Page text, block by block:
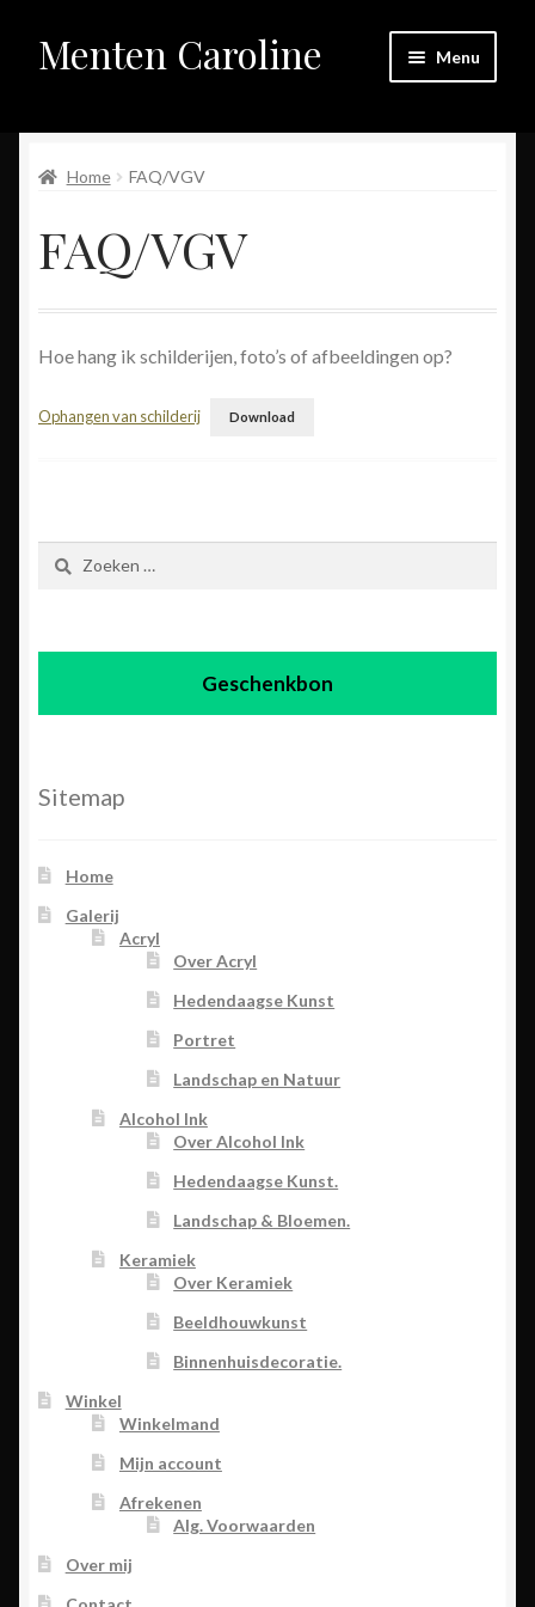
Skip
to
Skip
to
Menten Caroline Menu
Galerij
Winkel
Over mij
Contact
Links
Home FAQ/VGV
FAQ/VGV
Hoe hang ik schilderijen, foto’s of afbeeldingen op?
Ophangen van schilderij Download
Zoeken
naar:
Geschenkbon
Sitemap
Home
Galerij
Acryl
Over Acryl
Hedendaagse Kunst
Portret
Landschap en Natuur
Alcohol Ink
Over Alcohol Ink
Hedendaagse Kunst.
Landschap & Bloemen.
Keramiek
Over Keramiek
Beeldhouwkunst
Binnenhuisdecoratie.
Winkel
Winkelmand
Mijn account
Afrekenen
Alg. Voorwaarden
Over mij